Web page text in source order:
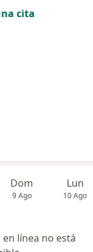
cita
Dom
9 Ago
Lun
10 Ago
línea no está